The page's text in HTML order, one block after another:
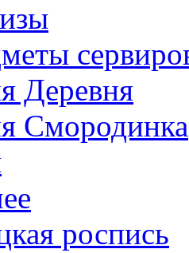
Деревня
Смородинка
роспись